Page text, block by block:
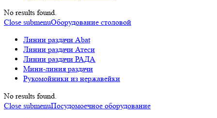
No results found.
Close submenuОборудование столовой
Линии раздачи Abat
Линии раздачи Атеси
Линии раздачи РАДА
Мини-линия раздачи
Рукомойники из нержавейки
No results found.
Close submenuПосудомоечное оборудование